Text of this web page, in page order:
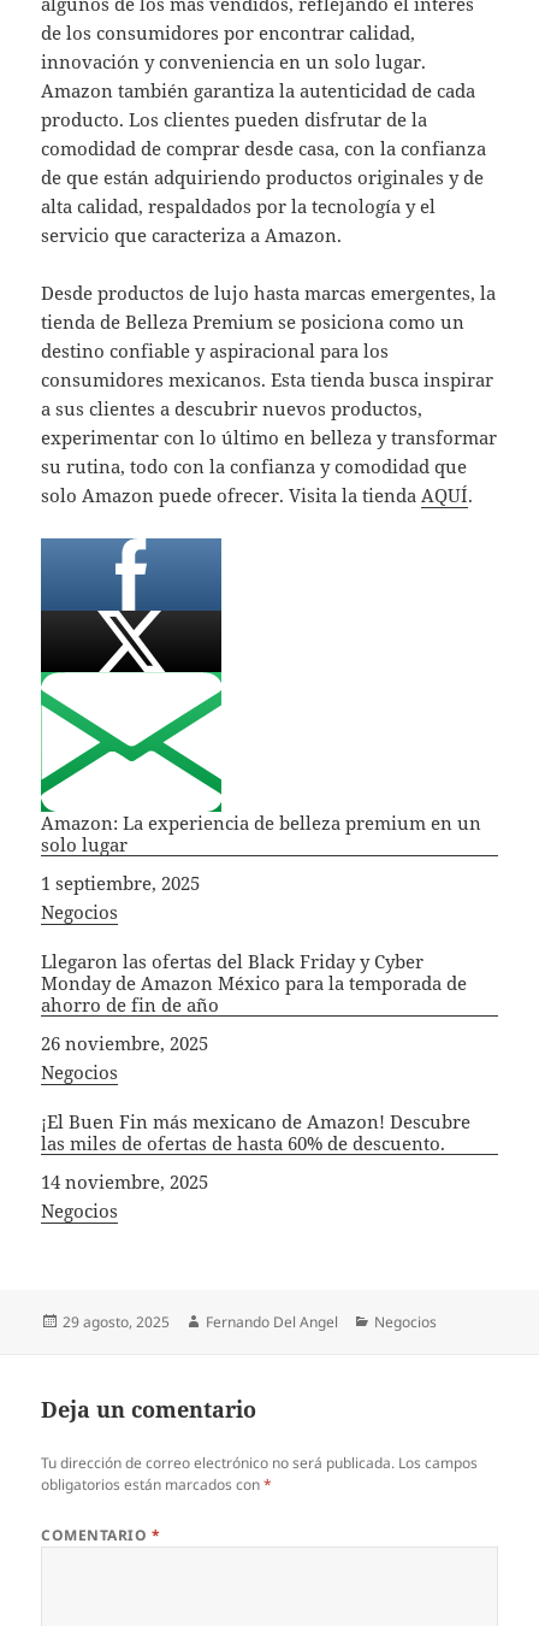
de los consumidores por encontrar calidad,
innovación y conveniencia en un solo lugar.
Amazon también garantiza la autenticidad de cada
producto. Los clientes pueden disfrutar de la
comodidad de comprar desde casa, con la confianza
de que están adquiriendo productos originales y de
alta calidad, respaldados por la tecnología y el
servicio que caracteriza a Amazon.
Desde productos de lujo hasta marcas emergentes, la
tienda de Belleza Premium se posiciona como un
destino confiable y aspiracional para los
consumidores mexicanos. Esta tienda busca inspirar
a sus clientes a descubrir nuevos productos,
experimentar con lo último en belleza y transformar
su rutina, todo con la confianza y comodidad que
solo Amazon puede ofrecer. Visita la tienda AQUÍ.
Amazon: La experiencia de belleza premium en un
solo lugar
Fecha
1 septiembre, 2025
In relation to
Negocios
Llegaron las ofertas del Black Friday y Cyber
Monday de Amazon México para la temporada de
ahorro de fin de año
Fecha
26 noviembre, 2025
In relation to
Negocios
¡El Buen Fin más mexicano de Amazon! Descubre
las miles de ofertas de hasta 60% de descuento.
Fecha
14 noviembre, 2025
In relation to
Negocios
Publicado
29 agosto, 2025 Autor
Fernando Del Angel Categorías
Negocios
Deja un comentario
Tu dirección de correo electrónico no será publicada. Los campos
obligatorios están marcados con*
COMENTARIO *